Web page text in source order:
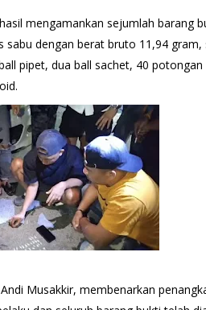
mengamankan sejumlah barang
sabu dengan berat bruto 11,94
pipet, dua ball sachet, 40
Musakkir, membenarkan